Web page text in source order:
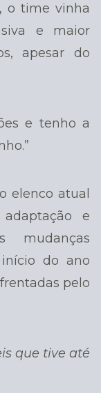
o time vinha
e maior
apesar do
e tenho a
elenco atual
e
mudanças
do ano
pelo
que tive até